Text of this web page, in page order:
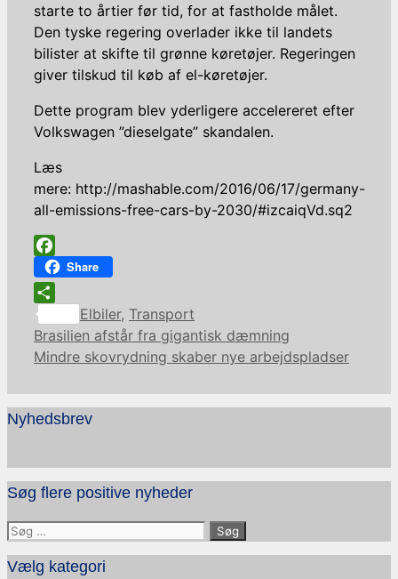
starte to årtier før tid, for at fastholde målet.
Den tyske regering overlader ikke til landets
bilister at skifte til grønne køretøjer. Regeringen
giver tilskud til køb af el-køretøjer.
Dette program blev yderligere accelereret efter
Volkswagen ”dieselgate” skandalen.
Læs
mere: http://mashable.com/2016/06/17/germany-
all-emissions-free-cars-by-2030/#izcaiqVd.sq2
Facebook
Share
Share
Kategorier
Elbiler, Transport
Brasilien afstår fra gigantisk dæmning
Mindre skovrydning skaber nye arbejdspladser
Nyhedsbrev
Søg flere positive nyheder
Søg
efter:
Vælg kategori